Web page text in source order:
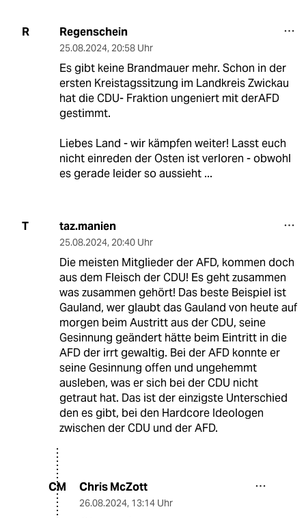
R Regenschein
25.08.2024, 20:58 Uhr
Es gibt keine Brandmauer mehr. Schon in der
ersten Kreistagssitzung im Landkreis Zwickau
hat die CDU- Fraktion ungeniert mit derAFD
gestimmt.
Liebes Land - wir kämpfen weiter! Lasst euch
nicht einreden der Osten ist verloren - obwohl
es gerade leider so aussieht ...
T taz.manien
25.08.2024, 20:40 Uhr
Die meisten Mitglieder der AFD, kommen doch
aus dem Fleisch der CDU! Es geht zusammen
was zusammen gehört! Das beste Beispiel ist
Gauland, wer glaubt das Gauland von heute auf
morgen beim Austritt aus der CDU, seine
Gesinnung geändert hätte beim Eintritt in die
AFD der irrt gewaltig. Bei der AFD konnte er
seine Gesinnung offen und ungehemmt
ausleben, was er sich bei der CDU nicht
getraut hat. Das ist der einzigste Unterschied
den es gibt, bei den Hardcore Ideologen
zwischen der CDU und der AFD.
CM Chris McZott
26.08.2024, 13:14 Uhr